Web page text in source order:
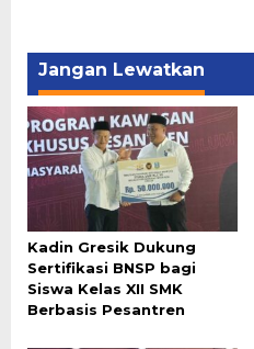
Jangan Lewatkan
Kadin Gresik Dukung
Sertifikasi BNSP bagi
Siswa Kelas XII SMK
Berbasis Pesantren